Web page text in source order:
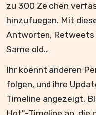
zu 300 Zeichen
hinzufuegen. Mit
Antworten, Retweets
Same old…
Ihr koennt anderen
folgen, und ihre
Timeline angezeigt.